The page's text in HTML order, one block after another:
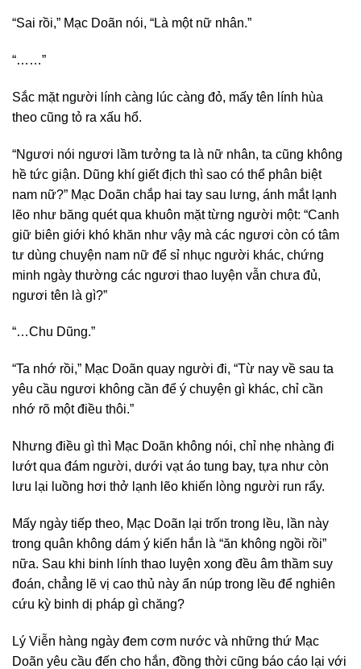
“Sai rồi,” Mạc Doãn nói, “Là một nữ nhân.”
“……”
Sắc mặt người lính càng lúc càng đỏ, mấy tên lính hùa
theo cũng tỏ ra xấu hổ.
“Ngươi nói ngươi lầm tưởng ta là nữ nhân, ta cũng không
hề tức giận. Dũng khí giết địch thì sao có thể phân biệt
nam nữ?” Mạc Doãn chắp hai tay sau lưng, ánh mắt lạnh
lẽo như băng quét qua khuôn mặt từng người một: “Canh
giữ biên giới khó khăn như vậy mà các ngươi còn có tâm
tư dùng chuyện nam nữ để sỉ nhục người khác, chứng
minh ngày thường các ngươi thao luyện vẫn chưa đủ,
ngươi tên là gì?”
“…Chu Dũng.”
“Ta nhớ rồi,” Mạc Doãn quay người đi, “Từ nay về sau ta
yêu cầu ngươi không cần để ý chuyện gì khác, chỉ cần
nhớ rõ một điều thôi.”
Nhưng điều gì thì Mạc Doãn không nói, chỉ nhẹ nhàng đi
lướt qua đám người, dưới vạt áo tung bay, tựa như còn
lưu lại luồng hơi thở lạnh lẽo khiến lòng người run rẩy.
Mấy ngày tiếp theo, Mạc Doãn lại trốn trong lều, lần này
trong quân không dám ý kiến hắn là “ăn không ngồi rồi”
nữa. Sau khi binh lính thao luyện xong đều âm thầm suy
đoán, chẳng lẽ vị cao thủ này ẩn núp trong lều để nghiên
cứu kỳ binh dị pháp gì chăng?
Lý Viễn hàng ngày đem cơm nước và những thứ Mạc
Doãn yêu cầu đến cho hắn, đồng thời cũng báo cáo lại với